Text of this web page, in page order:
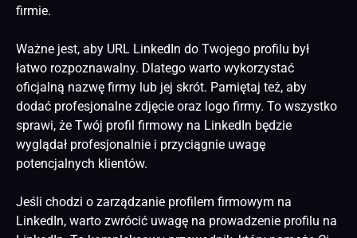
firmie.
Ważne jest, aby URL LinkedIn do Twojego profilu był
łatwo rozpoznawalny. Dlatego warto wykorzystać
oficjalną nazwę firmy lub jej skrót. Pamiętaj też, aby
dodać profesjonalne zdjęcie oraz logo firmy. To wszystko
sprawi, że Twój profil firmowy na LinkedIn będzie
wyglądał profesjonalnie i przyciągnie uwagę
potencjalnych klientów.
Jeśli chodzi o zarządzanie profilem firmowym na
LinkedIn, warto zwrócić uwagę na prowadzenie profilu na